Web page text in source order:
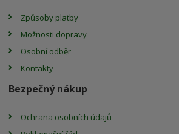
Způsoby platby
Možnosti dopravy
Osobní odběr
Kontakty
Bezpečný nákup
Ochrana osobních údajů